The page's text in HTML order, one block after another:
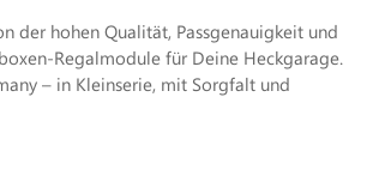
der hohen Qualität, Passgenauigkeit und
Regalmodule für Deine Heckgarage.
– in Kleinserie, mit Sorgfalt und